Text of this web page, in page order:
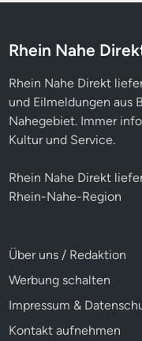
Rhein Nahe
Rhein Nahe Direkt
und Eilmeldungen aus
Nahegebiet. Immer
Kultur und Service.
Rhein Nahe Direkt
Rhein-Nahe-Region
Über uns / Redaktion
Werbung schalten
Impressum &
Kontakt aufnehmen